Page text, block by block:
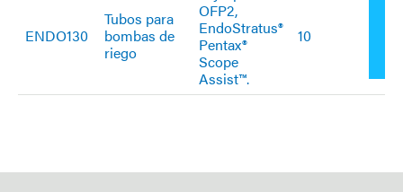
ENDO130
Tubos para
bombas de
riego
OFP2,
EndoStratus®
Pentax®
Scope
Assist™.
10